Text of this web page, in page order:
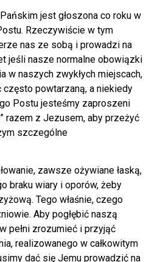
jest głoszona co roku w
Rzeczywiście w tym
nas ze sobą i prowadzi na
jeśli nasze normalne obowiązki
w naszych zwykłych miejscach,
powtarzaną, a niekiedy
Postu jesteśmy zaproszeni
razem z Jezusem, aby przeżyć
szczególne
zawsze ożywiane łaską,
braku wiary i oporów, żeby
Tego właśnie, czego
Aby pogłębić naszą
pełni zrozumieć i przyjąć
realizowanego w całkowitym
dać się Jemu prowadzić na